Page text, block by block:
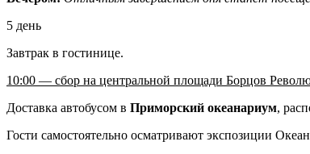
5 день
Завтрак в гостинице.
10:00 — сбор на центральной площади Борцов
Доставка автобусом в Приморский океанариум,
Гости самостоятельно осматривают экспозиции